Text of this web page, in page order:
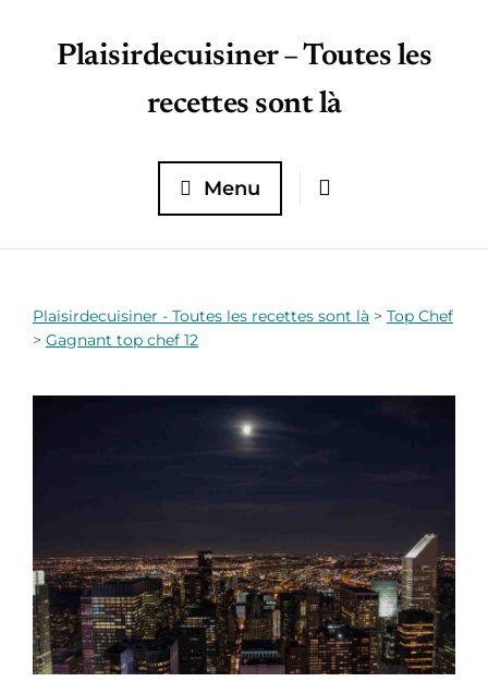
Plaisirdecuisiner – Toutes les
recettes sont là
Menu
Plaisirdecuisiner - Toutes les recettes sont là > Top Chef
> Gagnant top chef 12